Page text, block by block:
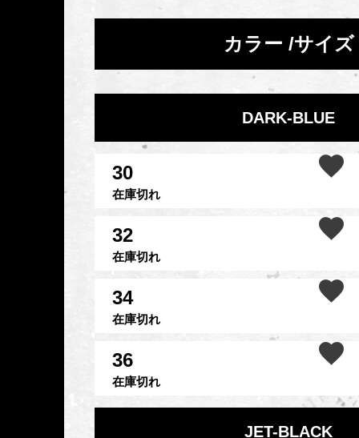
カラー サイズ
DARK-BLUE
30
在庫切れ
32
在庫切れ
34
在庫切れ
36
在庫切れ
JET-BLACK